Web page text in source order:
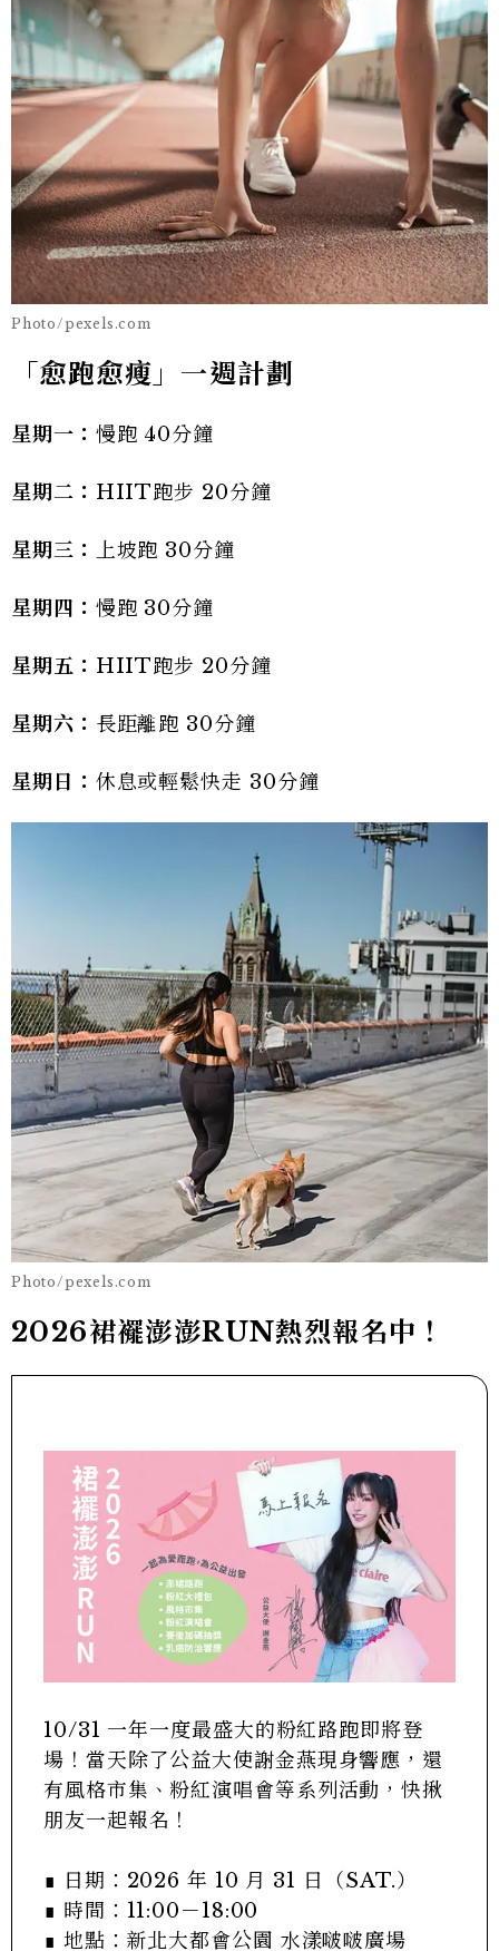
Photo/pexels.com
「愈跑愈瘦」一週計劃
星期一： 慢跑 40分鐘
星期二： HIIT跑步 20分鐘
星期三： 上坡跑 30分鐘
星期四： 慢跑 30分鐘
星期五： HIIT跑步 20分鐘
星期六： 長距離跑 30分鐘
星期日： 休息或輕鬆快走 30分鐘
Photo/pexels.com
2026裙襬澎澎RUN熱烈報名中！
10/31 一年一度最盛大的粉紅路跑即將登
場！當天除了公益大使謝金燕現身響應，還
有風格市集、粉紅演唱會等系列活動，快揪
朋友一起報名！
∎ 日期：2026 年 10 月 31 日（SAT.）
∎ 時間：11:00－18:00
∎ 地點：新北大都會公園 水漾啵啵廣場